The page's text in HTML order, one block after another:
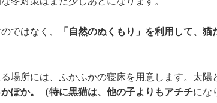
ではなく、
「自然のぬくもり」を利用して、
場所には、ふかふかの寝床を用意します。太陽
ぽか。（特に黒猫は、他の子よりもアチチにな